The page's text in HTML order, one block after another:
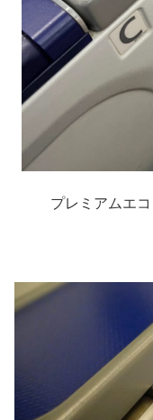
プレミアムエ